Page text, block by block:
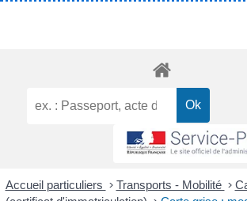
Accueil particuliers > Transports - Mobilité >